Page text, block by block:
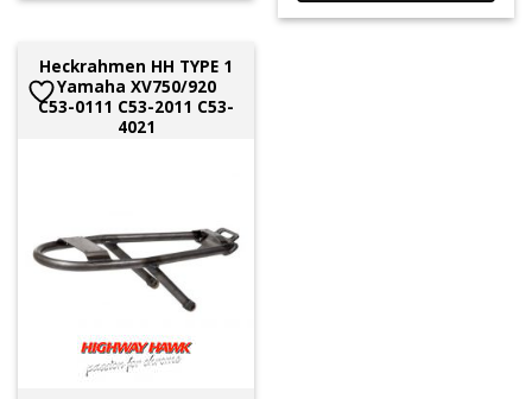
Heckrahmen HH TYPE 1
Yamaha XV750/920
C53-0111 C53-2011 C53-
4021